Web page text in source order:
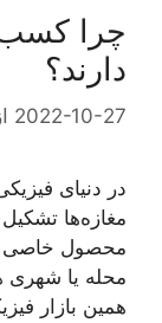
چرا
دارند؟
2022-10-27 از
در دنیای
مغازه‌ها
محصول خاصی
محله یا شهری
همین بازار